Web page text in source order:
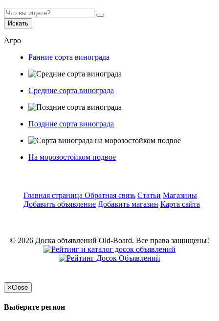
Искать
Агро
Ранние сорта винограда
Средние сорта винограда
Поздние сорта винограда
На морозостойком подвое
Главная страница Обратная связь Статьи Магазины
Добавить объявление Добавить магазин Карта сайта
© 2026 Доска объявлений Old-Board. Все права защищены!
×Close
Выберите регион